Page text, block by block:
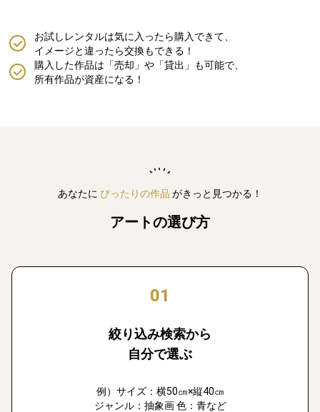
購入した作品は「売却」や「貸出」も可能で、
所有作品が資産になる！
お試しレンタルは気に入ったら購入できて、
イメージと違ったら交換もできる！
あなたに ぴったりの作品 がきっと見つかる！
アートの選び方
01
絞り込み検索から
自分で選ぶ
例）サイズ：横50㎝×縦40㎝
ジャンル：抽象画 色：青など